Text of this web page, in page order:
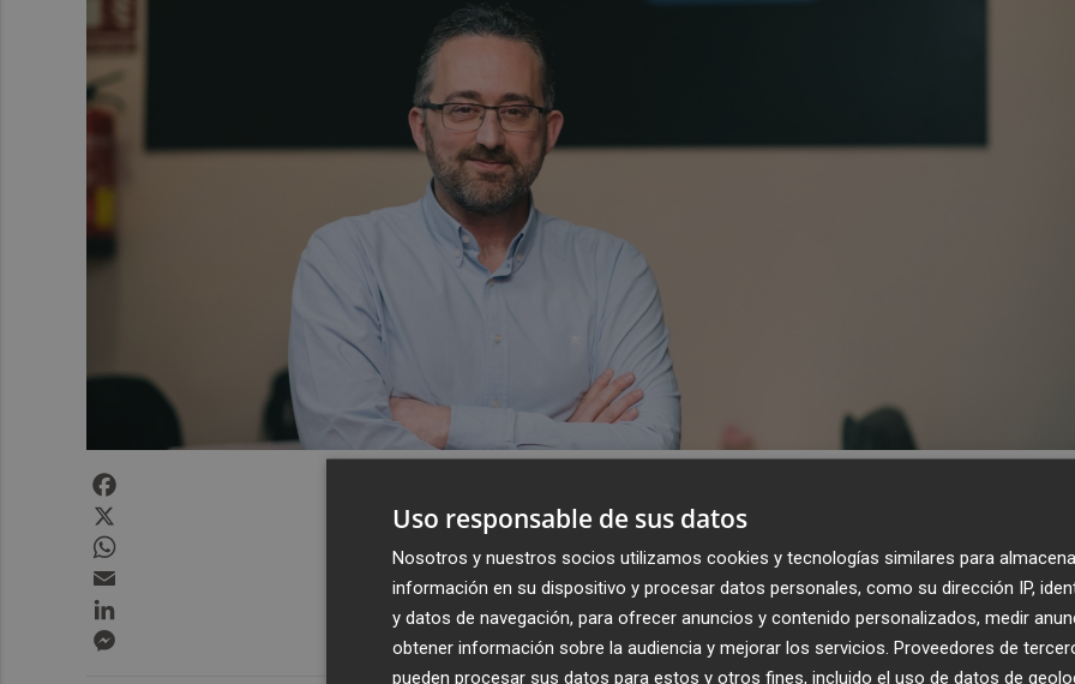
Uso responsable de sus datos
Nosotros y nuestros socios utilizamos cookies y tecnologías similares para
información en su dispositivo y procesar datos personales, como su dirección IP,
y datos de navegación, para ofrecer anuncios y contenido personalizados, medir
obtener información sobre la audiencia y mejorar los servicios. Proveedores de
pueden procesar sus datos para estos y otros fines, incluido el uso de datos de